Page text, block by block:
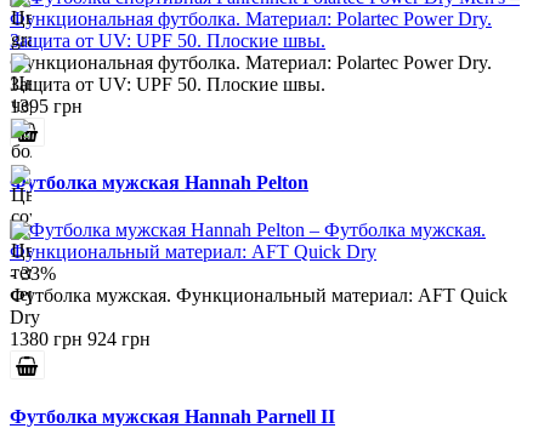
Функциональная футболка. Материал: Polartec Power Dry.
Защита от UV: UPF 50. Плоские швы.
1395 грн
Футболка мужская Hannah Pelton
- 33%
Футболка мужская. Функциональный материал: AFT Quick
Dry
1380 грн 924 грн
Футболка мужская Hannah Parnell II